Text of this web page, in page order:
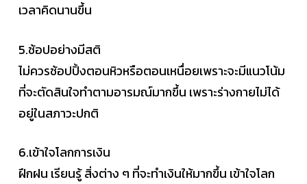
เวลาคิดนานขึ้น
5.ช้อปอย่างมีสติ
ไม่ควรช้อปปิ้งตอนหิวหรือตอนเหนื่อยเพราะจะมีแนวโน้ม
ที่จะตัดสินใจทำตามอารมณ์มากขึ้น เพราะร่างกายไม่ได้
อยู่ในสภาวะปกติ
6.เข้าใจโลกการเงิน
ฝึกฝน เรียนรู้ สิ่งต่าง ๆ ที่จะทำเงินให้มากขึ้น เข้าใจโลก